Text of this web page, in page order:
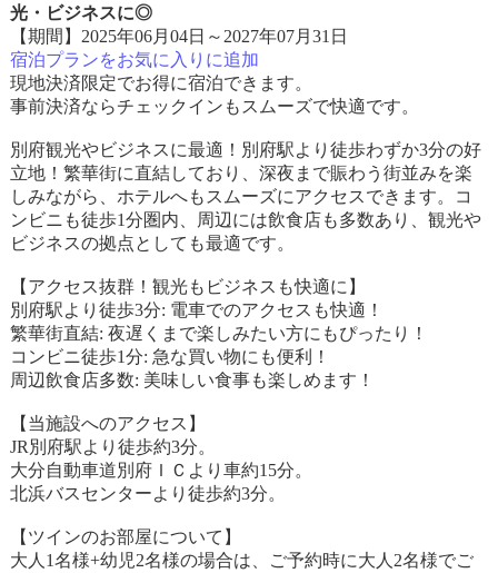
光・ビジネスに◎
【期間】2025年06月04日～2027年07月31日
宿泊プランをお気に入りに追加
現地決済限定でお得に宿泊できます。
事前決済ならチェックインもスムーズで快適です。
別府観光やビジネスに最適！別府駅より徒歩わずか3分の好
立地！繁華街に直結しており、深夜まで賑わう街並みを楽
しみながら、ホテルへもスムーズにアクセスできます。コ
ンビニも徒歩1分圏内、周辺には飲食店も多数あり、観光や
ビジネスの拠点としても最適です。
【アクセス抜群！観光もビジネスも快適に】
別府駅より徒歩3分: 電車でのアクセスも快適！
繁華街直結: 夜遅くまで楽しみたい方にもぴったり！
コンビニ徒歩1分: 急な買い物にも便利！
周辺飲食店多数: 美味しい食事も楽しめます！
【当施設へのアクセス】
JR別府駅より徒歩約3分。
大分自動車道別府ＩＣより車約15分。
北浜バスセンターより徒歩約3分。
【ツインのお部屋について】
大人1名様+幼児2名様の場合は、ご予約時に大人2名様でご